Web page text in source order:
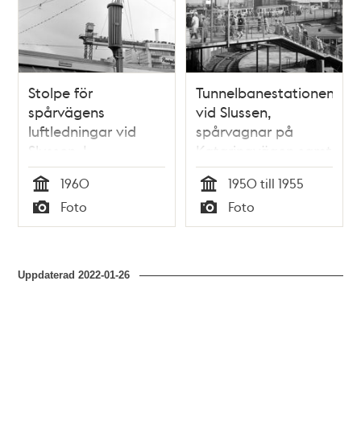
Stolpe för
spårvägens
luftledningar vid
Slussen. I
bakgrunden
Katarinahissen
Tid
1960
Typ
Foto
Tunnelbanestationen
vid Slussen,
spårvagnar på
Katarinavägen samt
Katarinahissen
Tid
1950 till 1955
Typ
Foto
Uppdaterad2022-01-26